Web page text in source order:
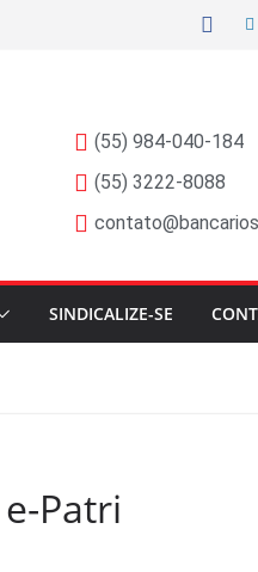
(55) 984-040-184
(55) 3222-8088
SINDICALIZE-SE
Patri